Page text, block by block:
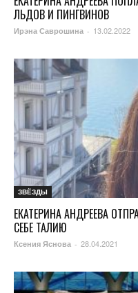
ЛЬДОВ И ПИНГВИНОВ
Ирэна Саврошина - 13.02.2022
ЗВЁЗДЫ
ЕКАТЕРИНА АНДРЕЕВА
СЕБЕ ТАЛИЮ
Ксения Яснова - 28.04.2021